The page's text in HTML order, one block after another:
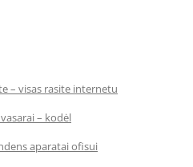
– visas rasite internetu
– kodėl
aparatai ofisui